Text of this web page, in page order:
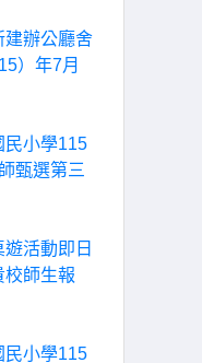
建辦公廳舍
）年7月
民小學115
甄選第三
活動即日
校師生報
民小學115